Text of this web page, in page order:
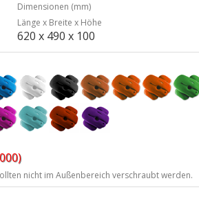
Dimensionen (mm)
Länge x Breite x Höhe
620 x 490 x 100
nicht im Außenbereich verschraubt werden.